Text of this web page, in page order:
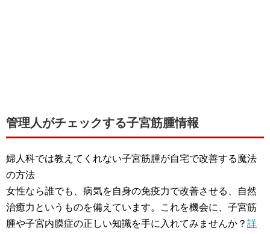
管理人がチェックする子宮筋腫情報
婦人科では教えてくれない子宮筋腫が自宅で改善する魔法
の方法
女性なら誰でも、病気を自身の免疫力で改善させる、自然
治癒力というものを備えています。これを機会に、子宮筋
腫や子宮内膜症の正しい知識を手に入れてみませんか？ 詳